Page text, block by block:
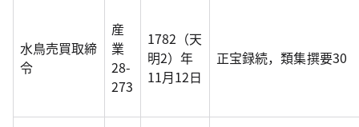
水鳥売買取締
令
産
業
28-
273
1782（天
明2）年
11月12日
正宝録続，類集撰要30